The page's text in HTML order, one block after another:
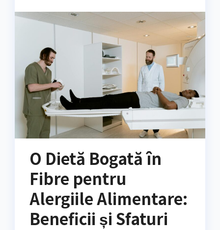
O Dietă Bogată în
Fibre pentru
Alergiile Alimentare:
Beneficii și Sfaturi